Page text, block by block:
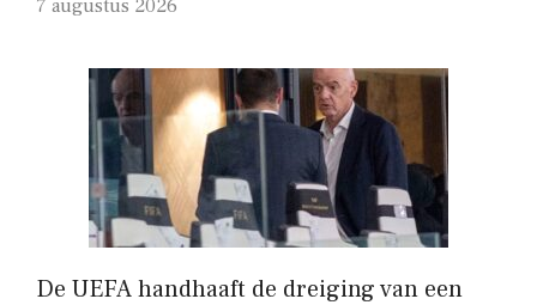
7 augustus 2026
De UEFA handhaaft de dreiging van een